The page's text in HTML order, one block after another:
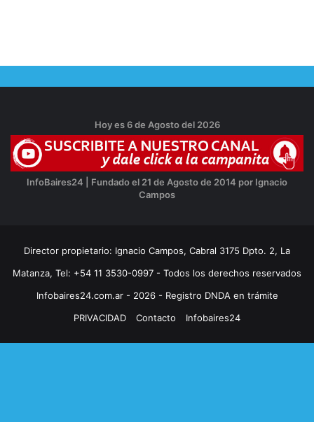
Hoy es 6 de Agosto del 2026
InfoBaires24 | Fundado el 21 de Agosto de 2014 por Ignacio
Campos
Director propietario: Ignacio Campos, Cabral 3175 Dpto. 2, La
Matanza, Tel: +54 11 3530-0997 - Todos los derechos reservados
Infobaires24.com.ar - 2026 - Registro DNDA en trámite
PRIVACIDAD
Contacto Infobaires24